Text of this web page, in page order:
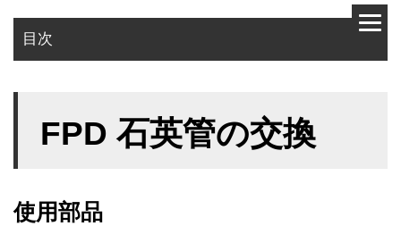
目次
作業手順
FPD 石英管の交換
使用部品